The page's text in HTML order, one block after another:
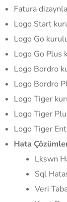
Fatura
Logo Start
Logo Go
Logo Go Plus
Logo Bordro
Logo Bordro
Logo Tiger
Logo Tiger
Logo Tiger
Hata
Lkswn
Sql
Veri